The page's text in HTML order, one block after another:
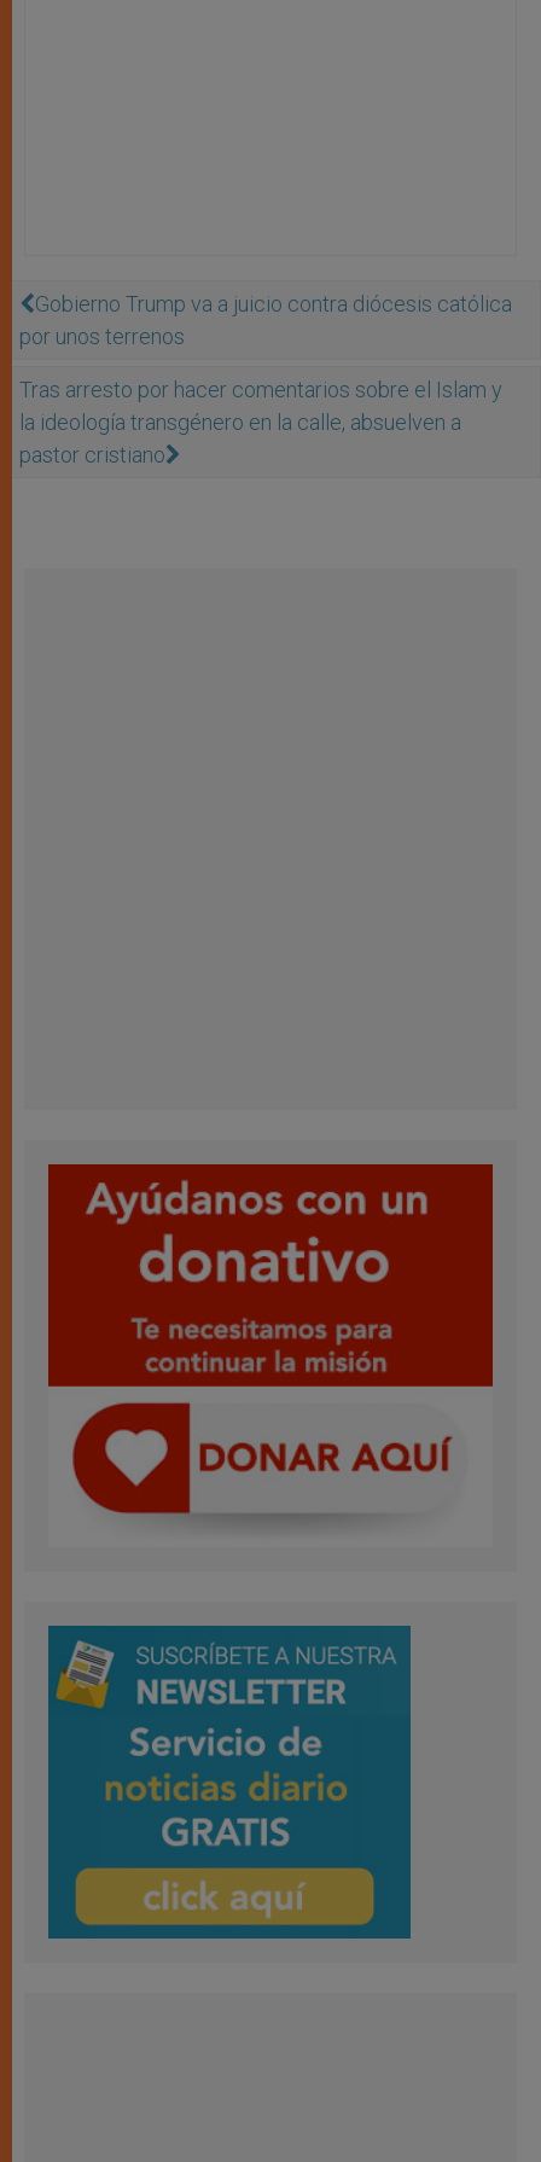
Gobierno Trump va a juicio contra diócesis católica
por unos terrenos
Tras arresto por hacer comentarios sobre el Islam y
la ideología transgénero en la calle, absuelven a
pastor cristiano